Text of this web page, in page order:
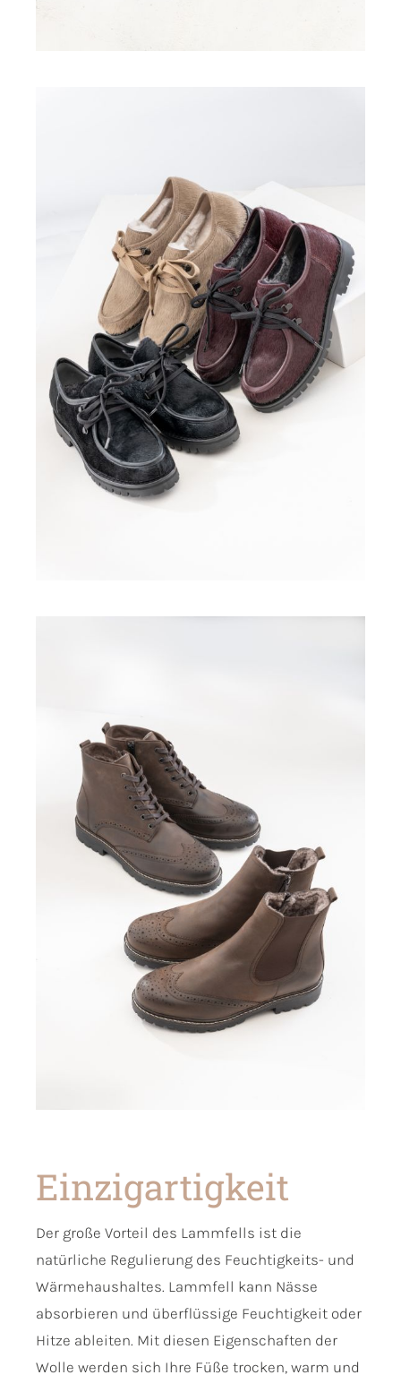
Einzigartigkeit
Der große Vorteil des Lammfells ist die
natürliche Regulierung des Feuchtigkeits- und
Wärmehaushaltes. Lammfell kann Nässe
absorbieren und überflüssige Feuchtigkeit oder
Hitze ableiten. Mit diesen Eigenschaften der
Wolle werden sich Ihre Füße trocken, warm und